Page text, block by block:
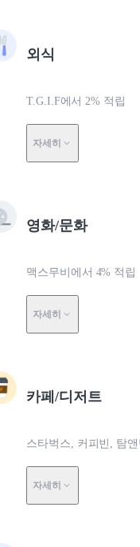
외식
T.G.I.F에서 2% 적립
자세히
영화/문화
맥스무비에서 4% 적립
자세히
카페/디저트
스타벅스, 커피빈, 탐
자세히